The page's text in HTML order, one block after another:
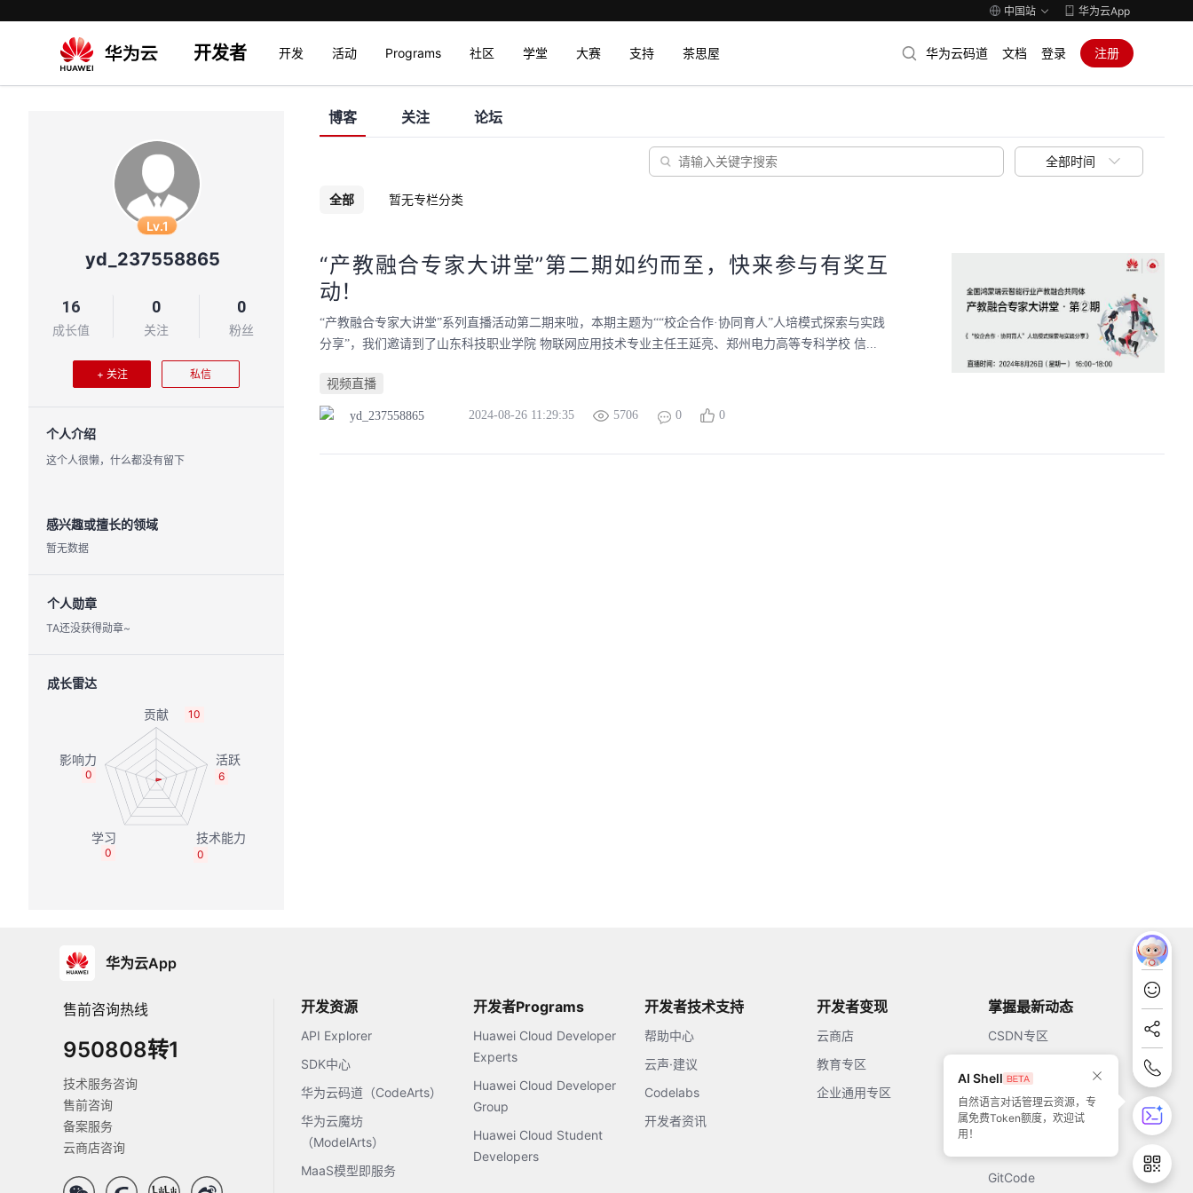
中国站 华为云App
开发者 开发 活动 Programs 社区 学堂 大赛 支持 茶思屋 华为云码道 文档 登录 注册
Lv.1
yd_237558865
16
成长值
0
关注
0
粉丝
+ 关注 私信
个人介绍
这个人很懒，什么都没有留下
感兴趣或擅长的领域
暂无数据
个人勋章
TA还没获得勋章~
成长雷达
10
6
0
0
0
博客 关注 论坛
全部时间
全部 暂无专栏分类
​“产教融合专家大讲堂”第二期如约而至，快来参与有奖互
动！
​“产教融合专家大讲堂”系列直播活动第二期来啦，本期主题为““校企合作·协同育人”人培模式探索与实践
分享”，我们邀请到了山东科技职业学院 物联网应用技术专业主任王延亮、郑州电力高等专科学校 信...
视频直播
yd_237558865 2024-08-26 11:29:35 5706 0 0
华为云App
售前咨询热线
950808转1
技术服务咨询
售前咨询
备案服务
云商店咨询
开发资源
API Explorer
SDK中心
华为云码道（CodeArts）
华为云魔坊
（ModelArts）
MaaS模型即服务
开发者Programs
Huawei Cloud Developer
Experts
Huawei Cloud Developer
Group
Huawei Cloud Student
Developers
开发者技术支持
帮助中心
云声·建议
Codelabs
开发者资讯
开发者变现
云商店
教育专区
企业通用专区
掌握最新动态
CSDN专区
51CTO
GitCode
AI Shell
自然语言对话管理云资源，专
属免费Token额度，欢迎试
用！